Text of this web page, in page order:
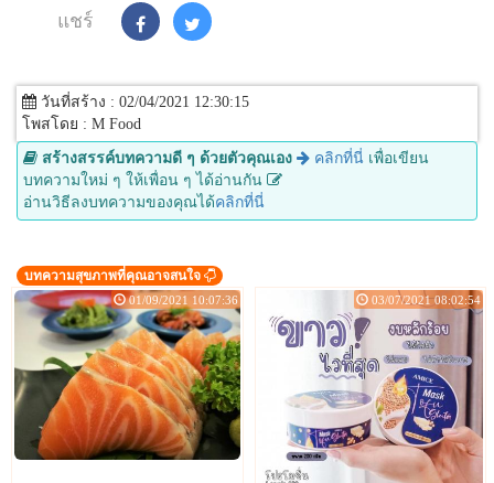
แชร์
วันที่สร้าง : 02/04/2021 12:30:15
โพสโดย : M Food
สร้างสรรค์บทความดี ๆ ด้วยตัวคุณเอง คลิกที่นี่ เพื่อเขียน
บทความใหม่ ๆ ให้เพื่อน ๆ ได้อ่านกัน
อ่านวิธีลงบทความของคุณได้คลิกที่นี่
บทความสุขภาพที่คุณอาจสนใจ
01/09/2021 10:07:36 03/07/2021 08:02:54